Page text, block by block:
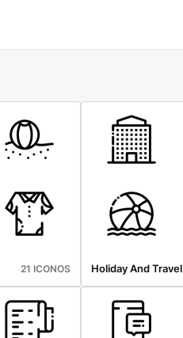
21 ICONOS Holiday And Travel